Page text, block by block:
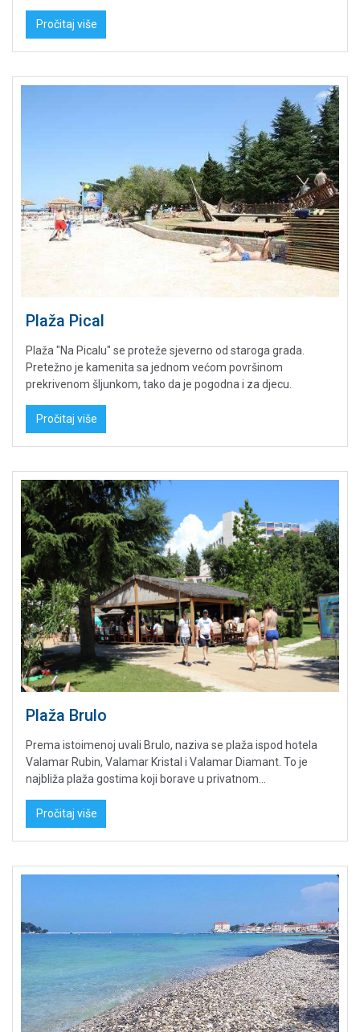
Pročitaj više
Plaža Pical
Plaža "Na Picalu" se proteže sjeverno od staroga grada.
Pretežno je kamenita sa jednom većom površinom
prekrivenom šljunkom, tako da je pogodna i za djecu.
Pročitaj više
Plaža Brulo
Prema istoimenoj uvali Brulo, naziva se plaža ispod hotela
Valamar Rubin, Valamar Kristal i Valamar Diamant. To je
najbliža plaža gostima koji borave u privatnom...
Pročitaj više